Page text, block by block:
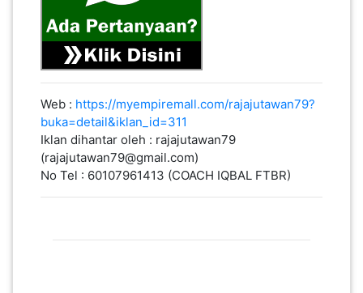
Web : https://myempiremall.com/rajajutawan79?
buka=detail&iklan_id=311
Iklan dihantar oleh : rajajutawan79
(rajajutawan79@gmail.com)
No Tel : 60107961413 (COACH IQBAL FTBR)